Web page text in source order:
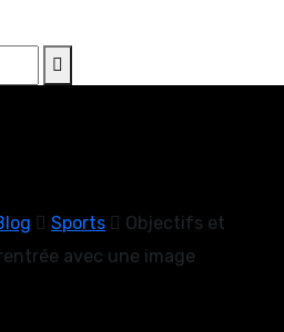
Sports
Objectifs et
avec une image